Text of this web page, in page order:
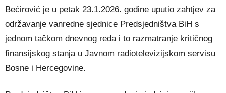
Bećirović je u petak 23.1.2026. godine uputio zahtjev za
održavanje vanredne sjednice Predsjedništva BiH s
jednom tačkom dnevnog reda i to razmatranje kritičnog
finansijskog stanja u Javnom radiotelevizijskom servisu
Bosne i Hercegovine.